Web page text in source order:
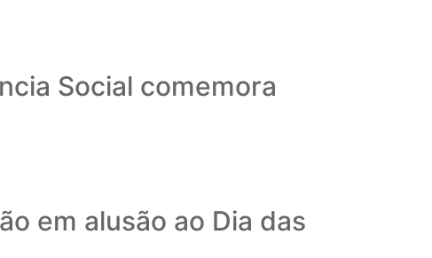
Social comemora
em alusão ao Dia das